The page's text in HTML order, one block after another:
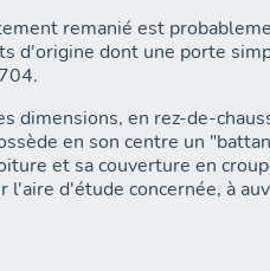
remanié est
d'origine dont une porte
dimensions, en rez-de-
en son centre un
et sa couverture en
l'aire d'étude concernée, à